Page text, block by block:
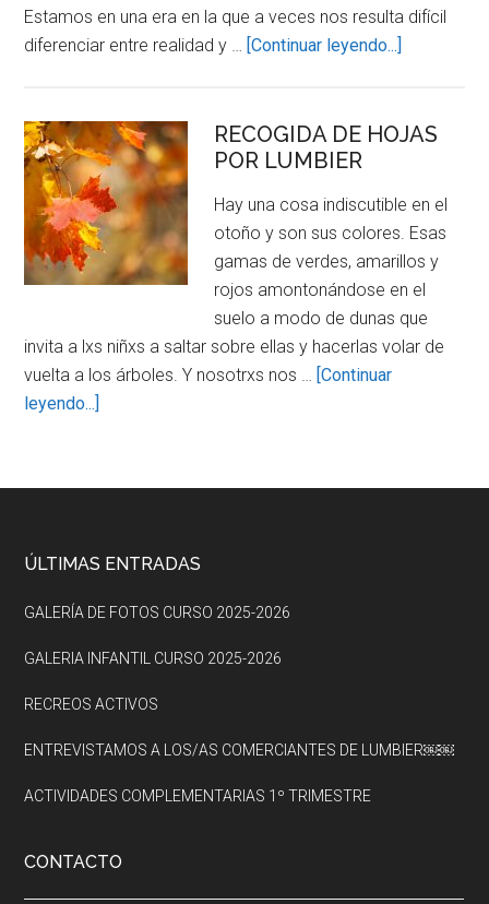
Estamos en una era en la que a veces nos resulta difícil
diferenciar entre realidad y … [Continuar leyendo...]
MADERA
RECOGIDA DE HOJAS
POR LUMBIER
Hay una cosa indiscutible en el
otoño y son sus colores. Esas
gamas de verdes, amarillos y
rojos amontonándose en el
suelo a modo de dunas que
invita a lxs niñxs a saltar sobre ellas y hacerlas volar de
vuelta a los árboles. Y nosotrxs nos … [Continuar
leyendo...]
HOJAS
Footer
ÚLTIMAS ENTRADAS
GALERÍA DE FOTOS CURSO 2025-2026
GALERIA INFANTIL CURSO 2025-2026
RECREOS ACTIVOS
ENTREVISTAMOS A LOS/AS COMERCIANTES DE LUMBIER￼￼
ACTIVIDADES COMPLEMENTARIAS 1º TRIMESTRE
CONTACTO